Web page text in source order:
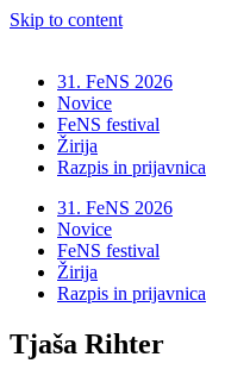
Skip to content
31. FeNS 2026
Novice
FeNS festival
Žirija
Razpis in prijavnica
31. FeNS 2026
Novice
FeNS festival
Žirija
Razpis in prijavnica
Tjaša Rihter